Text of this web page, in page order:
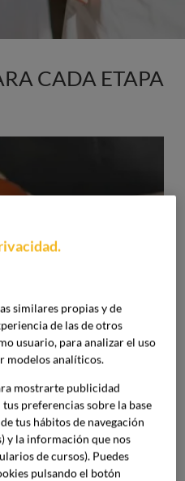
CADA ETAPA
gastronómica desde
entender y dirigir
similares propias y de
de las de otros
usuario, para analizar el uso
modelos analíticos.
mostrarte publicidad
preferencias sobre la base
tus hábitos de navegación
y la información que nos
de cursos). Puedes
pulsando el botón